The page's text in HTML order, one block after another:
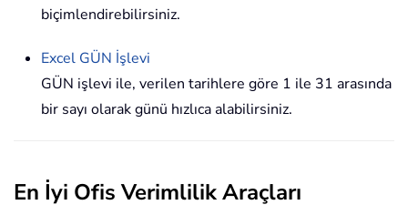
biçimlendirebilirsiniz.
Excel GÜN İşlevi
GÜN işlevi ile, verilen tarihlere göre 1 ile 31 arasında
bir sayı olarak günü hızlıca alabilirsiniz.
En İyi Ofis Verimlilik Araçları